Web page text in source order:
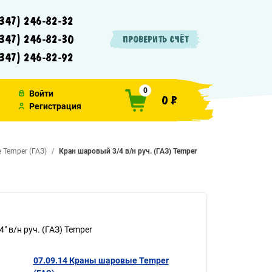
246-82-32
246-82-30
246-82-92
ПРОВЕРИТЬ СЧЁТ
Войти
Регистрация
0
0 ₽
(ГАЗ) Кран шаровый 3/4 в/н руч. (ГАЗ) Temper
н руч. (ГАЗ) Temper
07.09.14 Краны шаровые Temper